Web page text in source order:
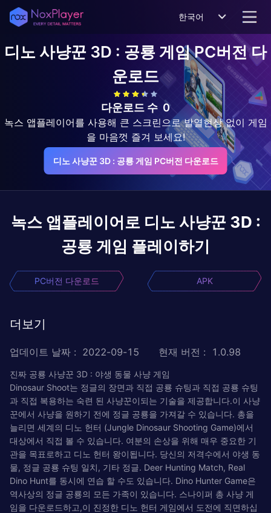
한국어
디노 사냥꾼 3D : 공룡 게임PC버전 다
운로드
다운로드 수 0
녹스 앱플레이어를 사용해 큰 스크린으로 발열현상 없이 게임
을 마음껏 즐겨 보세요!
디노 사냥꾼 3D : 공룡 게임 PC버전 다운로드
녹스 앱플레이어로 디노 사냥꾼 3D :
공룡 게임 플레이하기
PC버전 다운로드 APK
더보기
업데이트 날짜 : 2022-09-15 현재 버전 : 1.0.98
진짜 공룡 사냥꾼 3D : 야생 동물 사냥 게임
Dinosaur Shoot는 정글의 장면과 직접 공룡 슈팅과 직접 공룡 슈팅
과 직접 복용하는 숙련 된 사냥꾼이되는 기술을 제공합니다.이 사냥
꾼에서 사냥을 원하기 전에 정글 공룡을 가져갈 수 있습니다. 총을
늘리면 세계의 디노 헌터 (Jungle Dinosaur Shooting Game)에서
대상에서 직접 볼 수 있습니다. 여분의 손상을 위해 매우 중요한 기
관을 목표로하고 디노 헌터 왕이됩니다. 당신의 저격수에서 야생 동
물, 정글 공룡 슈팅 일치, 기타 정글. Deer Hunting Match, Real
Dino Hunt를 동시에 연습 할 수도 있습니다. Dino Hunter Game은
역사상의 정글 공룡의 모든 가족이 있습니다. 스나이퍼 총 사냥 게
임을 다운로드하고,이 진정한 디노 헌터 게임에서 도전에 직면하십